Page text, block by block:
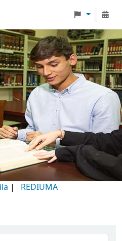
Monteávila
| REDIUMA